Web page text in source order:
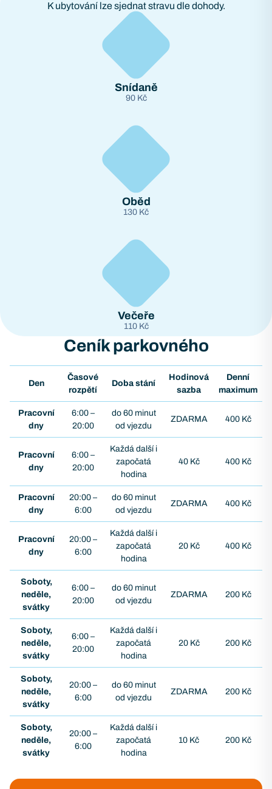
K ubytování lze sjednat stravu dle dohody.
Snídaně
90 Kč
Oběd
130 Kč
Večeře
110 Kč
Ceník parkovného
Den
Časové
rozpětí
Doba stání
Hodinová
sazba
Denní
maximum
Pracovní
dny
6:00 –
20:00
do 60 minut
od vjezdu
ZDARMA 400 Kč
Pracovní
dny
6:00 –
20:00
Každá další i
započatá
hodina
40 Kč 400 Kč
Pracovní
dny
20:00 –
6:00
do 60 minut
od vjezdu
ZDARMA 400 Kč
Pracovní
dny
20:00 –
6:00
Každá další i
započatá
hodina
20 Kč 400 Kč
Soboty,
neděle,
svátky
6:00 –
20:00
do 60 minut
od vjezdu
ZDARMA 200 Kč
Soboty,
neděle,
svátky
6:00 –
20:00
Každá další i
započatá
hodina
20 Kč 200 Kč
Soboty,
neděle,
svátky
20:00 –
6:00
do 60 minut
od vjezdu
ZDARMA 200 Kč
Soboty,
neděle,
svátky
20:00 –
6:00
Každá další i
započatá
hodina
10 Kč 200 Kč